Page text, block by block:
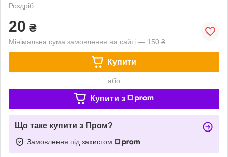
Роздріб
20 ₴
Мінімальна сума замовлення на сайті — 150 ₴
Купити
або
Купити з
Що таке купити з Пром?
Замовлення під захистом